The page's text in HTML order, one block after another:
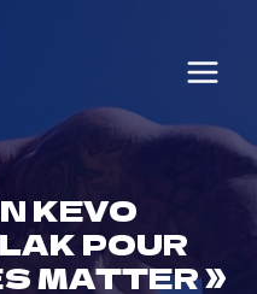
KEVO
POUR
MATTER »